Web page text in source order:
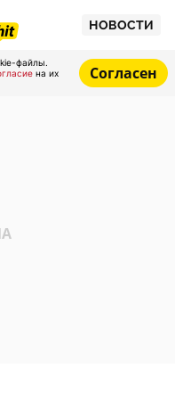
НОВОСТИ
файлы.
на их
Согласен